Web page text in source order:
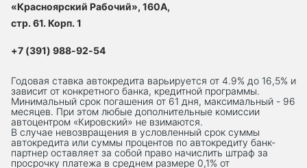
«Красноярский Рабочий», 160А,
стр. 61. Корп. 1
+7 (391) 988-92-54
Годовая ставка автокредита варьируется от 4.9% до 16,5% и
зависит от конкретного банка, кредитной программы.
Минимальный срок погашения от 61 дня, максимальный - 96
месяцев. При этом любые дополнительные комиссии
автоцентром «Кировский» не взимаются.
В случае невозвращения в условленный срок суммы
автокредита или суммы процентов по автокредиту банк-
партнер оставляет за собой право начислить штраф за
просрочку платежа в среднем размере 0,1% от